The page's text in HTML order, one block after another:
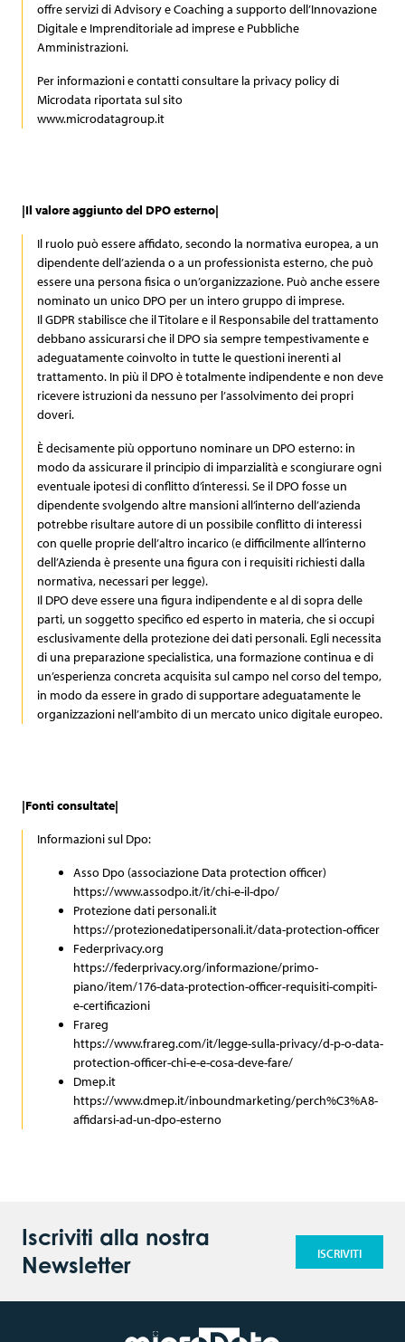
offre servizi di Advisory e Coaching a supporto dell’Innovazione
Digitale e Imprenditoriale ad imprese e Pubbliche
Amministrazioni.
Per informazioni e contatti consultare la privacy policy di
Microdata riportata sul sito
www.microdatagroup.it
|Il valore aggiunto del DPO esterno|
Il ruolo può essere affidato, secondo la normativa europea, a un
dipendente dell’azienda o a un professionista esterno, che può
essere una persona fisica o un’organizzazione. Può anche essere
nominato un unico DPO per un intero gruppo di imprese.
Il GDPR stabilisce che il Titolare e il Responsabile del trattamento
debbano assicurarsi che il DPO sia sempre tempestivamente e
adeguatamente coinvolto in tutte le questioni inerenti al
trattamento. In più il DPO è totalmente indipendente e non deve
ricevere istruzioni da nessuno per l’assolvimento dei propri
doveri.
È decisamente più opportuno nominare un DPO esterno: in
modo da assicurare il principio di imparzialità e scongiurare ogni
eventuale ipotesi di conflitto d’interessi. Se il DPO fosse un
dipendente svolgendo altre mansioni all’interno dell’azienda
potrebbe risultare autore di un possibile conflitto di interessi
con quelle proprie dell’altro incarico (e difficilmente all’interno
dell’Azienda è presente una figura con i requisiti richiesti dalla
normativa, necessari per legge).
Il DPO deve essere una figura indipendente e al di sopra delle
parti, un soggetto specifico ed esperto in materia, che si occupi
esclusivamente della protezione dei dati personali. Egli necessita
di una preparazione specialistica, una formazione continua e di
un’esperienza concreta acquisita sul campo nel corso del tempo,
in modo da essere in grado di supportare adeguatamente le
organizzazioni nell’ambito di un mercato unico digitale europeo.
|Fonti consultate|
Informazioni sul Dpo:
Asso Dpo (associazione Data protection officer)
https://www.assodpo.it/it/chi-e-il-dpo/
Protezione dati personali.it
https://protezionedatipersonali.it/data-protection-officer
Federprivacy.org
https://federprivacy.org/informazione/primo-
piano/item/176-data-protection-officer-requisiti-compiti-
e-certificazioni
Frareg
https://www.frareg.com/it/legge-sulla-privacy/d-p-o-data-
protection-officer-chi-e-e-cosa-deve-fare/
Dmep.it
https://www.dmep.it/inboundmarketing/perch%C3%A8-
affidarsi-ad-un-dpo-esterno
Iscriviti alla nostra
Newsletter
ISCRIVITI